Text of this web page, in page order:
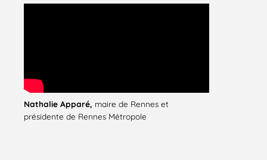
Nathalie Apparé, maire de Rennes et
présidente de Rennes Métropole